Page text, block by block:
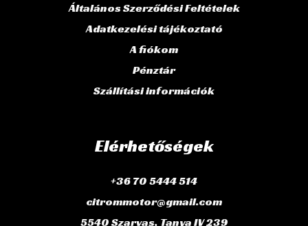
Általános Szerződési Feltételek
Adatkezelési tájékoztató
A fiókom
Pénztár
Szállítási információk
Elérhetőségek
+36 70 5444 514
citrommotor@gmail.com
5540 Szarvas, Tanya IV 239